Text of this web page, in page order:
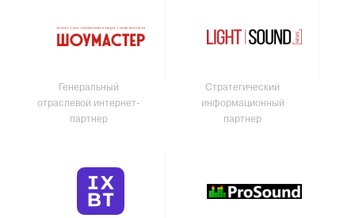
Генеральный
отраслевой интернет-
партнер
Стратегический
информационный
партнер